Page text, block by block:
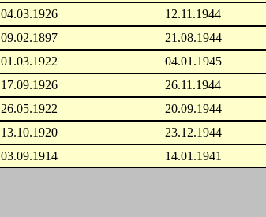
04.03.1926
12.11.1944
09.02.1897
21.08.1944
01.03.1922
04.01.1945
17.09.1926
26.11.1944
26.05.1922
20.09.1944
13.10.1920
23.12.1944
03.09.1914
14.01.1941